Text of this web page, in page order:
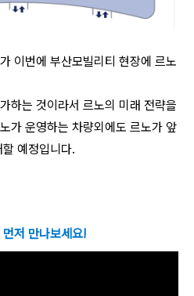
이번에 부산모빌리티 현장에 르노
하는 것이라서 르노의 미래 전략을
가 운영하는 차량외에도 르노가 앞
예정입니다.
저 만나보세요!